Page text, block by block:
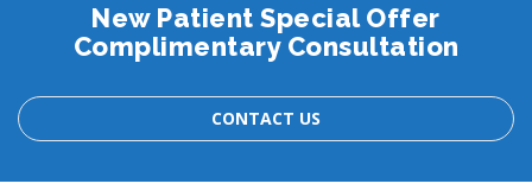
New Patient Special Offer
Complimentary Consultation
CONTACT US